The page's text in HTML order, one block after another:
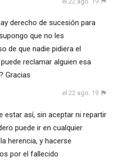
derecho de sucesión para
que no les
de que nadie pidiera el
reclamar alguien esa
Gracias
el 22 ago. 19
estar así, sin aceptar ni repartir
puede ir en cualquier
herencia, y hacerse
por el fallecido